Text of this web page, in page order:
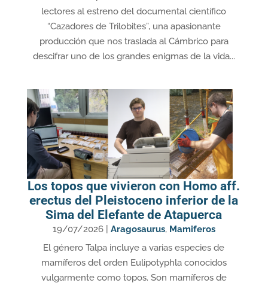
lectores al estreno del documental científico
“Cazadores de Trilobites”, una apasionante
producción que nos traslada al Cámbrico para
descifrar uno de los grandes enigmas de la vida...
Los topos que vivieron con Homo aff.
erectus del Pleistoceno inferior de la
Sima del Elefante de Atapuerca
19/07/2026| Aragosaurus, Mamiferos
El género Talpa incluye a varias especies de
mamíferos del orden Eulipotyphla conocidos
vulgarmente como topos. Son mamíferos de